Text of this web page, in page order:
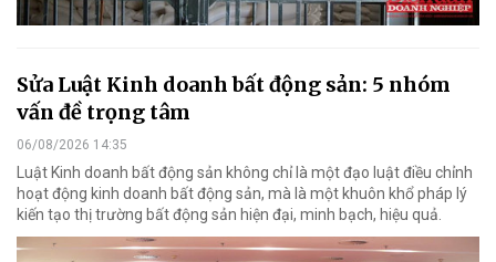
Sửa Luật Kinh doanh bất động sản: 5 nhóm
vấn đề trọng tâm
06/08/2026 14:35
Luật Kinh doanh bất động sản không chỉ là một đạo luật điều chỉnh
hoạt động kinh doanh bất động sản, mà là một khuôn khổ pháp lý
kiến tạo thị trường bất động sản hiện đại, minh bạch, hiệu quả.